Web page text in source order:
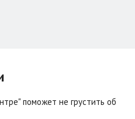
поможет не грустить об